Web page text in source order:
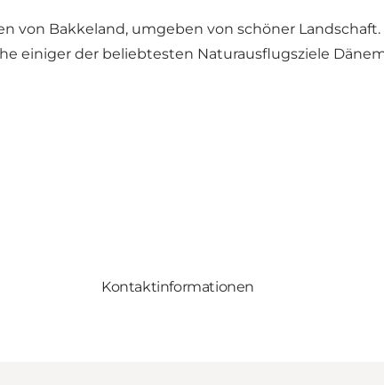
Bakkeland, umgeben von schöner
einiger der beliebtesten Naturausflugsziele
Kontaktinformationen